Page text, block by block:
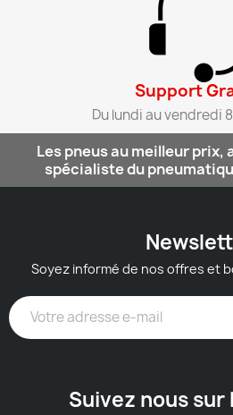
Support
Du lundi au vendredi
Les pneus au meilleur prix,
spécialiste du
Soyez informé de nos offres et
Suivez nous sur